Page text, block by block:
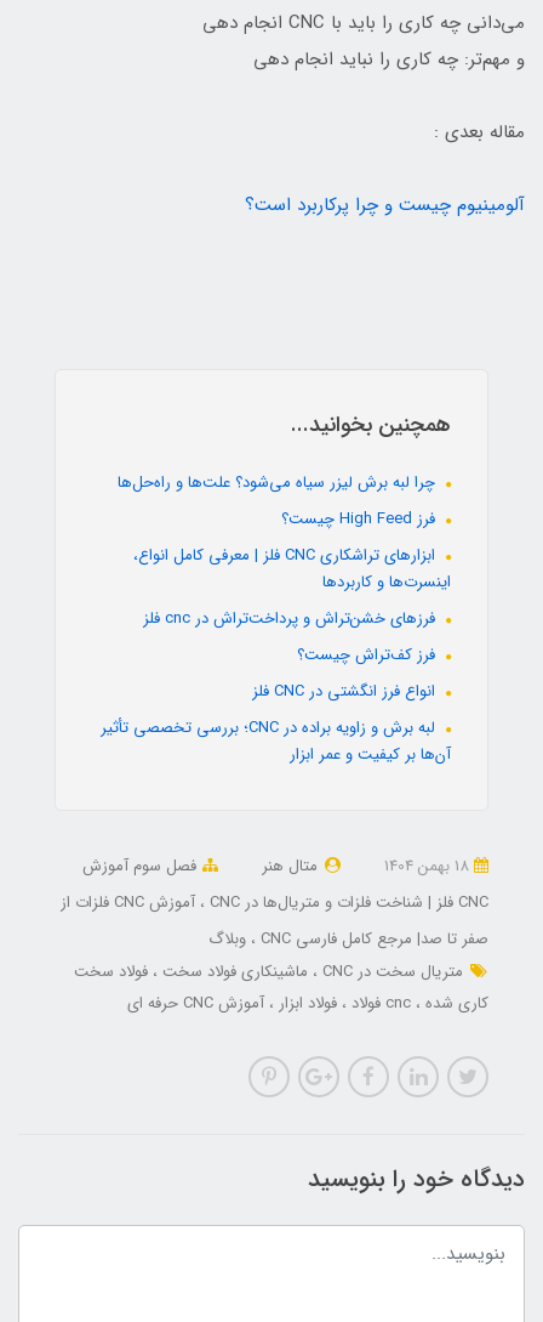
می‌دانی چه کاری را باید با CNC انجام دهی
و مهم‌تر: چه کاری را نباید انجام دهی
مقاله بعدی :
آلومینیوم چیست و چرا پرکاربرد است؟
همچنین بخوانید...
چرا لبه برش لیزر سیاه می‌شود؟ علت‌ها و راه‌حل‌ها
فرز High Feed چیست؟
ابزارهای تراشکاری CNC فلز | معرفی کامل انواع،
اینسرت‌ها و کاربردها
فرزهای خشن‌تراش و پرداخت‌تراش در cnc فلز
فرز کف‌تراش چیست؟
انواع فرز انگشتی در CNC فلز
لبه برش و زاویه براده در CNC؛ بررسی تخصصی تأثیر
آن‌ها بر کیفیت و عمر ابزار
متال هنر
فصل سوم آموزش
CNC فلز | شناخت فلزات و متریال‌ها در CNC
آموزش CNC فلزات از
صفر تا صد| مرجع کامل فارسی CNC
وبلاگ
متریال سخت در CNC
ماشینکاری فولاد سخت
فولاد سخت
کاری شده cnc فولاد فولاد ابزار آموزش CNC حرفه ای
دیدگاه خود را بنویسید